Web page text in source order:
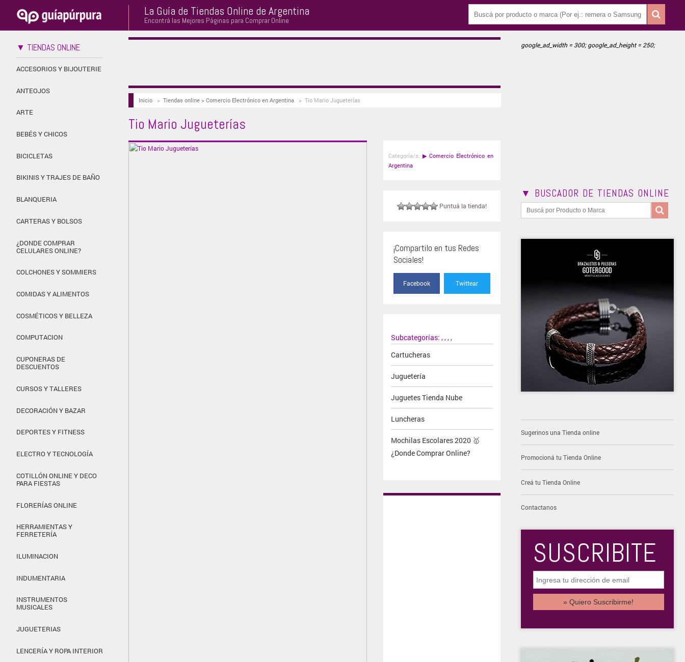
La Guía de Tiendas Online de Argentina
Encontrá las Mejores Páginas para Comprar Online
▼ TIENDAS ONLINE
ACCESORIOS Y BIJOUTERIE
ANTEOJOS
ARTE
BEBÉS Y CHICOS
BICICLETAS
BIKINIS Y TRAJES DE BAÑO
BLANQUERIA
CARTERAS Y BOLSOS
¿DONDE COMPRAR
CELULARES ONLINE?
COLCHONES Y SOMMIERS
COMIDAS Y ALIMENTOS
COSMÉTICOS Y BELLEZA
COMPUTACION
CUPONERAS DE
DESCUENTOS
CURSOS Y TALLERES
DECORACIÓN Y BAZAR
DEPORTES Y FITNESS
ELECTRO Y TECNOLOGÍA
COTILLÓN ONLINE Y DECO
PARA FIESTAS
FLORERÍAS ONLINE
HERRAMIENTAS Y
FERRETERÍA
ILUMINACION
INDUMENTARIA
INSTRUMENTOS
MUSICALES
JUGUETERIAS
LENCERÍA Y ROPA INTERIOR
Inicio> Tiendas online > Comercio Electrónico en Argentina> Tio Mario Jugueterías
Tio Mario Jugueterías
Categoría/s: ▶ Comercio Electrónico en
Argentina
Puntuá la tienda!
¡Compartilo en tus Redes
Sociales!
Facebook Twittear
Subcategorías:
Cartucheras
,
Juguetería
,
Juguetes Tienda Nube
,
Luncheras
,
Mochilas Escolares 2020 🥇
¿Donde Comprar Online?
google_ad_width = 300; google_ad_height = 250;
▼ BUSCADOR DE TIENDAS ONLINE
Sugerinos una Tienda online
Promocioná tu Tienda Online
Creá tu Tienda Online
Contactanos
SUSCRIBITE